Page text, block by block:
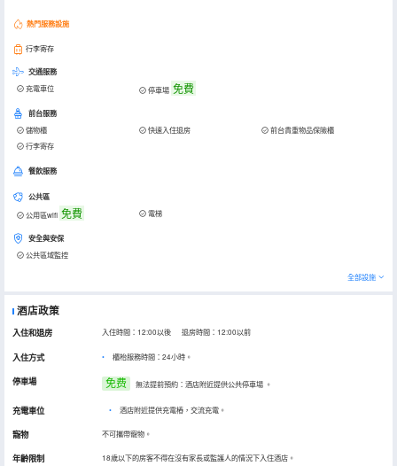
熱門服務設施
行李寄存
交通服務
充電車位 停車場 免費
前台服務
儲物櫃 快速入住退房
前台貴重物品保險櫃
行李寄存
餐飲服務
公共區
公用區wifi 免費 電梯
安全與安保
公共區域監控
全部設施
酒店政策
入住和退房 入住時間：12:00以後 退房時間：12:00以前
入住方式 櫃枱服務時間：24小時。
停車場 免费 無法提前預約：酒店附近提供公共停車場 。
充電車位 • 酒店附近提供充電樁，交流充電。
寵物 不可攜帶寵物。
年齡限制 18歲以下的房客不得在沒有家長或監護人的情況下入住酒店。